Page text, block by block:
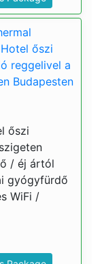
őszi
reggelivel a
Budapesten
őszi
/ éj ártól
gyógyfürdő
WiFi /